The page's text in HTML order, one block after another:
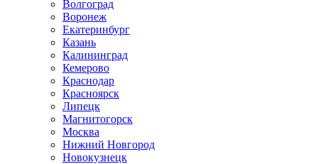
Волгоград
Воронеж
Екатеринбург
Казань
Калининград
Кемерово
Краснодар
Красноярск
Липецк
Магнитогорск
Москва
Нижний Новгород
Новокузнецк